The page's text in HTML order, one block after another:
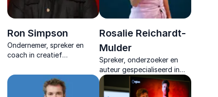
Ron Simpson
Ondernemer, spreker en
coach in creatief
ideeën om naar succesvolle
concepten.
Rosalie Reichardt-
Mulder
Spreker, onderzoeker en
auteur gespecialiseerd in
leiderschap, werkgeluk en
zelfregie, met een sterke